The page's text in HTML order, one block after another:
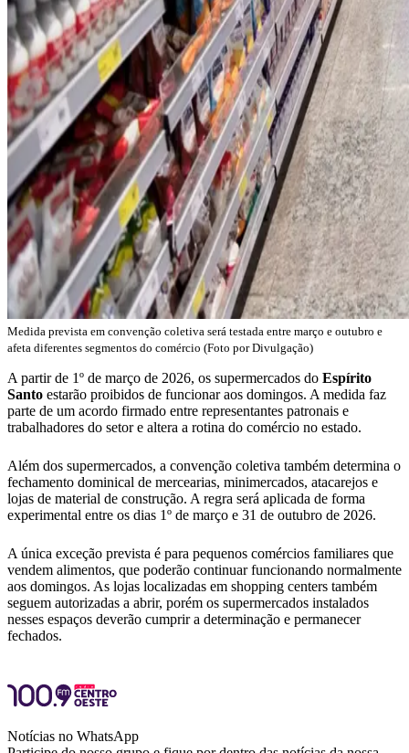
Medida prevista em convenção coletiva será testada entre março e outubro e
afeta diferentes segmentos do comércio (Foto por Divulgação)
A partir de 1º de março de 2026, os supermercados do Espírito
Santo estarão proibidos de funcionar aos domingos. A medida faz
parte de um acordo firmado entre representantes patronais e
trabalhadores do setor e altera a rotina do comércio no estado.
Além dos supermercados, a convenção coletiva também determina o
fechamento dominical de mercearias, minimercados, atacarejos e
lojas de material de construção. A regra será aplicada de forma
experimental entre os dias 1º de março e 31 de outubro de 2026.
A única exceção prevista é para pequenos comércios familiares que
vendem alimentos, que poderão continuar funcionando normalmente
aos domingos. As lojas localizadas em shopping centers também
seguem autorizadas a abrir, porém os supermercados instalados
nesses espaços deverão cumprir a determinação e permanecer
fechados.
Notícias no WhatsApp